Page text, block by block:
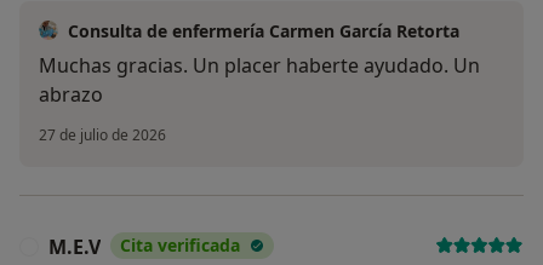
Consulta de enfermería Carmen García Retorta
Muchas gracias. Un placer haberte ayudado. Un
abrazo
27 de julio de 2026
M.E.V Cita verificada